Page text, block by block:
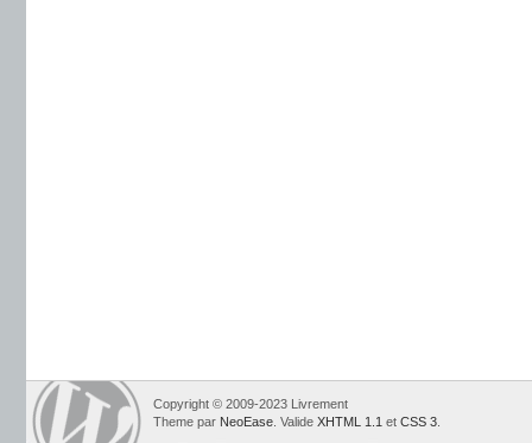
Copyright © 2009-2023 Livrement
Theme par NeoEase . Valide XHTML 1.1 et CSS 3